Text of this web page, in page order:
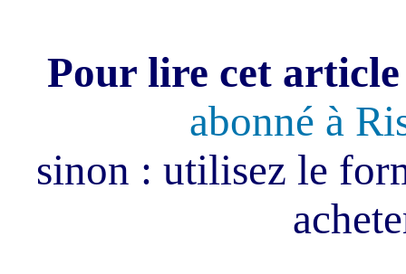
Pour lire cet
abonné à
sinon : utilisez le